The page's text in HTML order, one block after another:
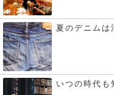
夏のデニムは
いつの時代も